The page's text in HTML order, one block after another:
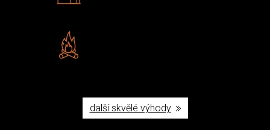
další skvělé výhody